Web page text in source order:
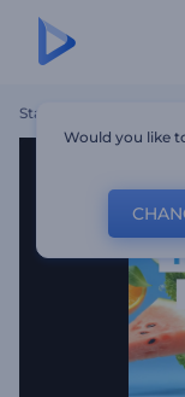
Startseite
Would you like